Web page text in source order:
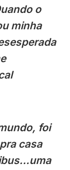
o
minha
foi
casa